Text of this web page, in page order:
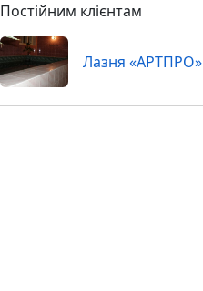
Постійним клієнтам
Лазня «АРТПРО»